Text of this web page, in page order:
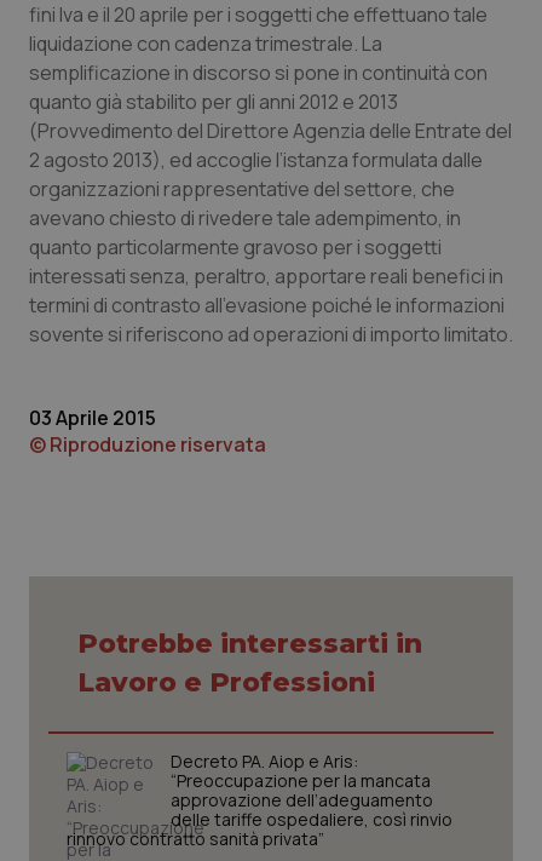
Lazio
Liguria
Lombardia
Marche
Molise
Provincia Autonoma di Bolzano
Sicilia
Toscana
Umbria
Diabete & glucometri
Disturbi dell’umore
Dolore
Donna & Salute
Epatiti
Infezioni & Febbre
Neuroscienze & patologie neurodegenerative
Obesità
Oftalmologia
fini Iva e il 20 aprile per i soggetti che effettuano tale
liquidazione con cadenza trimestrale. La
semplificazione in discorso si pone in continuità con
quanto già stabilito per gli anni 2012 e 2013
(Provvedimento del Direttore Agenzia delle Entrate del
2 agosto 2013), ed accoglie l’istanza formulata dalle
organizzazioni rappresentative del settore, che
avevano chiesto di rivedere tale adempimento, in
quanto particolarmente gravoso per i soggetti
interessati senza, peraltro, apportare reali benefici in
termini di contrasto all’evasione poiché le informazioni
sovente si riferiscono ad operazioni di importo limitato.
03 Aprile 2015
© Riproduzione riservata
Potrebbe interessarti in
Lavoro e Professioni
Decreto PA. Aiop e Aris:
“Preoccupazione per la mancata
approvazione dell’adeguamento
delle tariffe ospedaliere, così rinvio
rinnovo contratto sanità privata”